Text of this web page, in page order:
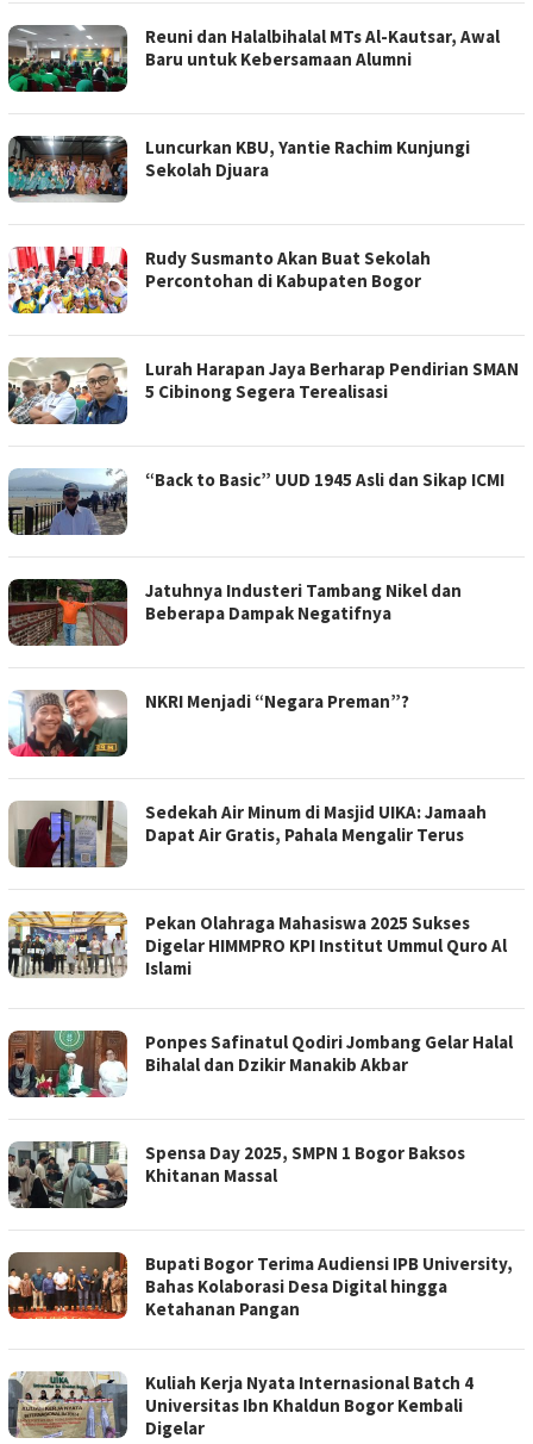
Reuni dan Halalbihalal MTs Al-Kautsar, Awal
Baru untuk Kebersamaan Alumni
Luncurkan KBU, Yantie Rachim Kunjungi
Sekolah Djuara
Rudy Susmanto Akan Buat Sekolah
Percontohan di Kabupaten Bogor
Lurah Harapan Jaya Berharap Pendirian SMAN
5 Cibinong Segera Terealisasi
“Back to Basic” UUD 1945 Asli dan Sikap ICMI
Jatuhnya Industeri Tambang Nikel dan
Beberapa Dampak Negatifnya
NKRI Menjadi “Negara Preman”?
Sedekah Air Minum di Masjid UIKA: Jamaah
Dapat Air Gratis, Pahala Mengalir Terus
Pekan Olahraga Mahasiswa 2025 Sukses
Digelar HIMMPRO KPI Institut Ummul Quro Al
Islami
Ponpes Safinatul Qodiri Jombang Gelar Halal
Bihalal dan Dzikir Manakib Akbar
Spensa Day 2025, SMPN 1 Bogor Baksos
Khitanan Massal
Bupati Bogor Terima Audiensi IPB University,
Bahas Kolaborasi Desa Digital hingga
Ketahanan Pangan
Kuliah Kerja Nyata Internasional Batch 4
Universitas Ibn Khaldun Bogor Kembali
Digelar